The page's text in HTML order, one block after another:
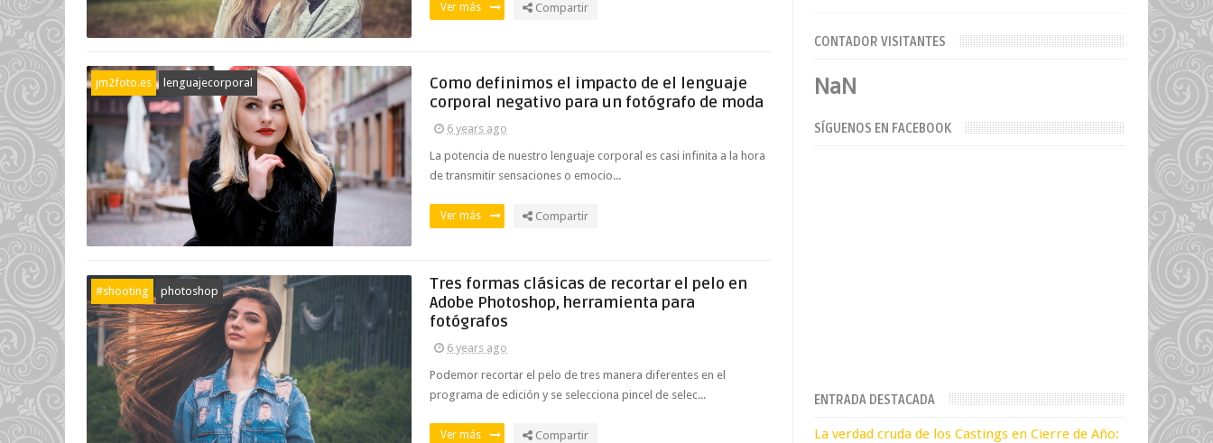
Ver más Compartir
jm2foto.es lenguajecorporal
Como definimos el impacto de el lenguaje
corporal negativo para un fotógrafo de moda
6 years ago
La potencia de nuestro lenguaje corporal es casi infinita a la hora
de transmitir sensaciones o emocio...
Ver más Compartir
#shooting photoshop
Tres formas clásicas de recortar el pelo en
Adobe Photoshop, herramienta para
fotógrafos
6 years ago
Podemor recortar el pelo de tres manera diferentes en el
programa de edición y se selecciona pincel de selec...
Ver más Compartir
CONTADOR VISITANTES
NaN
SÍGUENOS EN FACEBOOK
ENTRADA DESTACADA
La verdad cruda de los Castings en Cierre de Año: